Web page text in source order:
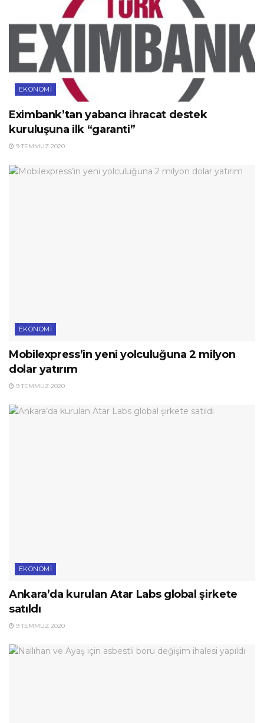
EKONOMI
Eximbank’tan yabancı ihracat destek
kuruluşuna ilk “garanti”
9 TEMMUZ 2020
EKONOMI
Mobilexpress’in yeni yolculuğuna 2 milyon
dolar yatırım
9 TEMMUZ 2020
EKONOMI
Ankara’da kurulan Atar Labs global şirkete
satıldı
9 TEMMUZ 2020